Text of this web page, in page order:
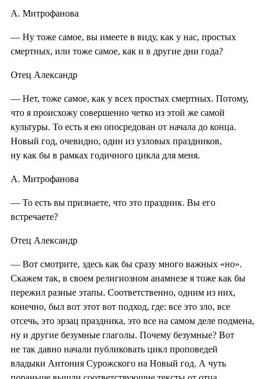
А. Митрофанова
— Ну тоже самое, вы имеете в виду, как у нас, простых
смертных, или тоже самое, как и в другие дни года?
Отец Александр
— Нет, тоже самое, как у всех простых смертных. Потому,
что я происхожу совершенно четко из этой же самой
культуры. То есть я ею опосредован от начала до конца.
Новый год, очевидно, один из узловых праздников,
ну как бы в рамках годичного цикла для меня.
А. Митрофанова
— То есть вы признаете, что это праздник. Вы его
встречаете?
Отец Александр
— Вот смотрите, здесь как бы сразу много важных «но».
Скажем так, в своем религиозном анамнезе я тоже как бы
пережил разные этапы. Соответственно, одним из них,
конечно, был вот этот вот подход, где: все это зло, все
отсечь, это эрзац праздника, это все на самом деле подмена,
ну и другие безумные глаголы. Почему безумные? Вот
не так давно начали публиковать цикл проповедей
владыки Антония Сурожского на Новый год. А чуть